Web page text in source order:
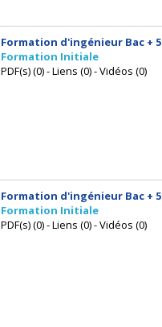
Formation d'ingénieur Bac + 5
Formation Initiale
PDF(s) (0) - Liens (0) - Vidéos (0)
Formation d'ingénieur Bac + 5
Formation Initiale
PDF(s) (0) - Liens (0) - Vidéos (0)